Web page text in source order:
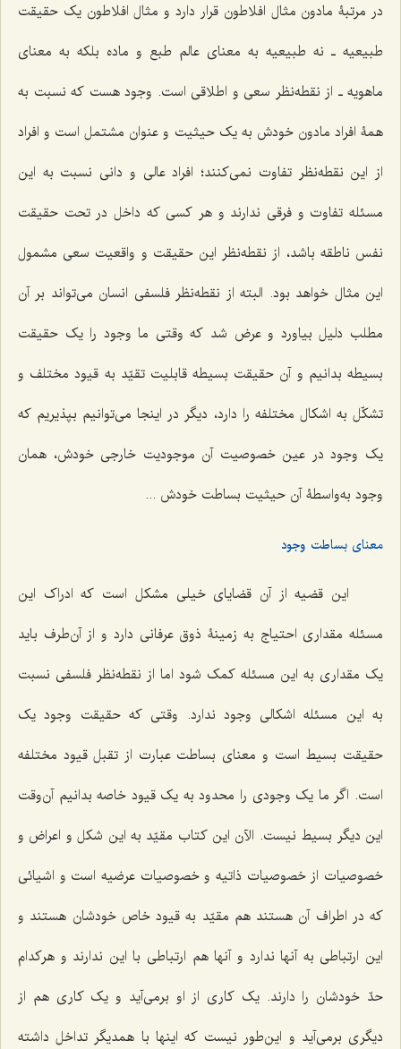
در مرتبۀ مادون مثال افلاطون قرار دارد و مثال افلاطون یک حقیقت
طبیعیه ـ نه طبیعیه به معناى عالم طبع و ماده بلکه به معناى
ماهویه ـ از نقطه‌نظر سعى و اطلاقى است. وجود هست که نسبت به
همۀ افراد مادون خودش به یک حیثیت و عنوان مشتمل است و افراد
از این نقطه‌نظر تفاوت نمى‌کنند؛ افراد عالى و دانى نسبت به این
مسئله تفاوت و فرقى ندارند و هر کسى که داخل در تحت حقیقت
نفس ناطقه باشد، از نقطه‌نظر این حقیقت و واقعیت سعی مشمول
این مثال خواهد بود. البته از نقطه‌نظر فلسفى انسان مى‌تواند بر آن
مطلب دلیل بیاورد و عرض شد که وقتى ما وجود را یک حقیقت
بسیطه بدانیم و آن حقیقت بسیطه قابلیت تقیّد به قیود مختلف و
تشکّل به اشکال مختلفه را دارد، دیگر در اینجا مى‌توانیم بپذیریم که
یک وجود در عین خصوصیت آن موجودیت خارجى خودش، همان
وجود به‌واسطۀ آن حیثیت بساطت خودش ...
معناى بساطت وجود
این قضیه از آن‌ قضایاى خیلى مشکل است که ادراک این
مسئله مقدارى احتیاج به زمینۀ ذوق عرفانى دارد و از آن‌طرف باید
یک مقدارى به این مسئله کمک شود اما از نقطه‌نظر فلسفى نسبت
به این مسئله اشکالى وجود ندارد. وقتى که حقیقت وجود یک
حقیقت بسیط است و معناى بساطت عبارت از تقبل قیود مختلفه
است. اگر ما یک وجودى را محدود به یک قیود خاصه بدانیم آن‌وقت
این دیگر بسیط نیست. الآن این کتاب مقیّد به این شکل و اعراض و
خصوصیات از خصوصیات ذاتیه و خصوصیات عرضیه است و اشیائى
که در اطراف آن هستند هم مقیّد به قیود خاص خودشان هستند و
این ارتباطى به آنها ندارد و آنها هم ارتباطى با این ندارند و هرکدام
حدّ خودشان را دارند. یک کارى از او برمى‌آید و یک کارى هم از
دیگری برمى‌آید و این‌طور نیست که اینها با همدیگر تداخل داشته